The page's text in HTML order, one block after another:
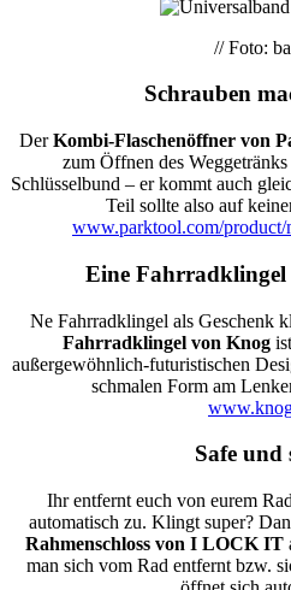
// Foto:
Schrauben
DerKombi-Flaschenöffner von
zum Öffnen des
Schlüsselbund – er kommt auch
Teil sollte also auf
www.parktool.com/
Eine
Ne Fahrradklingel als Geschenk
Fahrradklingel von Knog
außergewöhnlich-futuristischen
schmalen Form am
Safe und
Ihr entfernt euch von eurem
automatisch zu. Klingt super?
Rahmenschloss von I LOCK IT
man sich vom Rad entfernt bzw.